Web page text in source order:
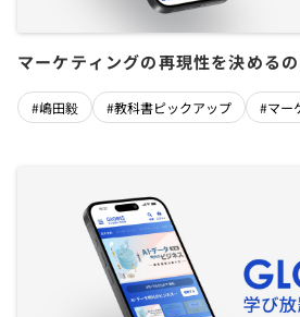
マーケティングの再現性を決める
#嶋田毅 #教科書ピックアップ #マー